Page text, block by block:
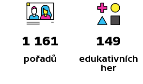
1 161
pořadů
149
edukativních
her